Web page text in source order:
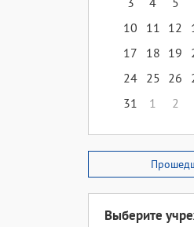
10
11 12
17
18 19
24 25 26
31
1 2
Выберите